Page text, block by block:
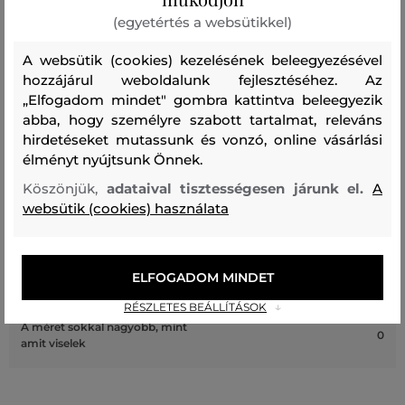
Recenziók
ÜGYFELEINKNEK ÁLTAL ÉRTÉKELT MÉRETEK
A méret sokkal kisebb, mint amit
viselek
0
A méret egy kicsit kisebb, mint
amit viselek
0
A méret egy kicsit nagyobb, mint
A méret sokkal nagyobb, mint
amit viselek
0
(egyetértés a websütikkel)
A websütik (cookies) kezelésének beleegyezésével
hozzájárul weboldalunk fejlesztéséhez. Az
„Elfogadom mindet" gombra kattintva beleegyezik
abba, hogy személyre szabott tartalmat, releváns
hirdetéseket mutassunk és vonzó, online vásárlási
élményt nyújtsunk Önnek.
Köszönjük, adataival tisztességesen járunk el.A
websütik (cookies) használata
RÉSZLETES BEÁLLÍTÁSOK
ELFOGADOM MINDET